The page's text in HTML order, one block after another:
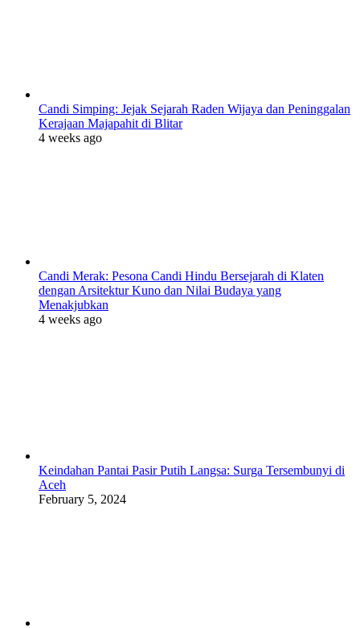
Candi Simping: Jejak Sejarah Raden Wijaya dan Peninggalan
Kerajaan Majapahit di Blitar
4 weeks ago
Candi Merak: Pesona Candi Hindu Bersejarah di Klaten
dengan Arsitektur Kuno dan Nilai Budaya yang
Menakjubkan
4 weeks ago
Keindahan Pantai Pasir Putih Langsa: Surga Tersembunyi di
Aceh
February 5, 2024